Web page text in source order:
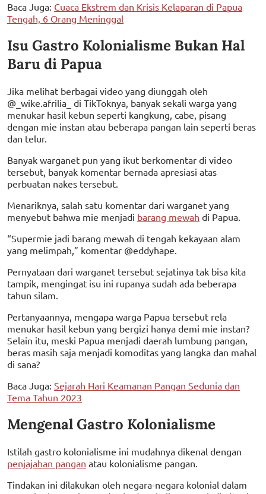
Baca Juga: Cuaca Ekstrem dan Krisis Kelaparan di Papua
Tengah, 6 Orang Meninggal
Isu Gastro Kolonialisme Bukan Hal
Baru di Papua
Jika melihat berbagai video yang diunggah oleh
@_wike.afrilia_ di TikToknya, banyak sekali warga yang
menukar hasil kebun seperti kangkung, cabe, pisang
dengan mie instan atau beberapa pangan lain seperti beras
dan telur.
Banyak warganet pun yang ikut berkomentar di video
tersebut, banyak komentar bernada apresiasi atas
perbuatan nakes tersebut.
Menariknya, salah satu komentar dari warganet yang
menyebut bahwa mie menjadi barang mewah di Papua.
“Supermie jadi barang mewah di tengah kekayaan alam
yang melimpah,” komentar @eddyhape.
Pernyataan dari warganet tersebut sejatinya tak bisa kita
tampik, mengingat isu ini rupanya sudah ada beberapa
tahun silam.
Pertanyaannya, mengapa warga Papua tersebut rela
menukar hasil kebun yang bergizi hanya demi mie instan?
Selain itu, meski Papua menjadi daerah lumbung pangan,
beras masih saja menjadi komoditas yang langka dan mahal
di sana?
Baca Juga: Sejarah Hari Keamanan Pangan Sedunia dan
Tema Tahun 2023
Mengenal Gastro Kolonialisme
Istilah gastro kolonialisme ini mudahnya dikenal dengan
penjajahan pangan atau kolonialisme pangan.
Tindakan ini dilakukan oleh negara-negara kolonial dalam